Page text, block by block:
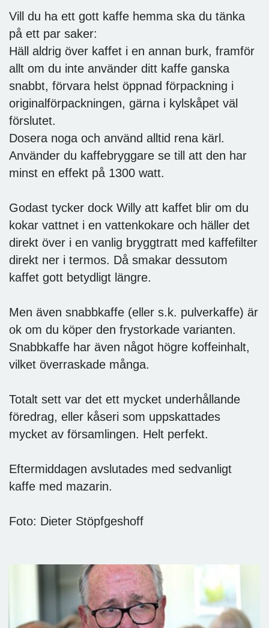
Vill du ha ett gott kaffe hemma ska du tänka
på ett par saker:
Häll aldrig över kaffet i en annan burk, framför
allt om du inte använder ditt kaffe ganska
snabbt, förvara helst öppnad förpackning i
originalförpackningen, gärna i kylskåpet väl
förslutet.
Dosera noga och använd alltid rena kärl.
Använder du kaffebryggare se till att den har
minst en effekt på 1300 watt.
Godast tycker dock Willy att kaffet blir om du
kokar vattnet i en vattenkokare och häller det
direkt över i en vanlig bryggtratt med kaffefilter
direkt ner i termos. Då smakar dessutom
kaffet gott betydligt längre.
Men även snabbkaffe (eller s.k. pulverkaffe) är
ok om du köper den frystorkade varianten.
Snabbkaffe har även något högre koffeinhalt,
vilket överraskade många.
Totalt sett var det ett mycket underhållande
föredrag, eller kåseri som uppskattades
mycket av församlingen. Helt perfekt.
Eftermiddagen avslutades med sedvanligt
kaffe med mazarin.
Foto: Dieter Stöpfgeshoff